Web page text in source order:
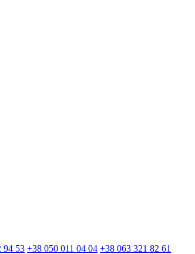
94 53 +38 050 011 04 04 +38 063 321 82 61